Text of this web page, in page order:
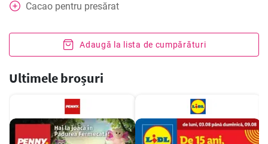
Cacao pentru presărat
Adaugă la lista de cumpărături
Ultimele broșuri